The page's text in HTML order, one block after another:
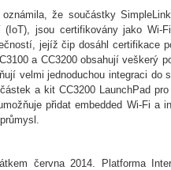
že součástky
jsou certifikovány jako Wi-
jejíž čip dosáhl certifikace
a CC3200 obsahují veškerý
velmi jednoduchou integraci do
a kit CC3200 LaunchPad
přidat embedded Wi-Fi a
června 2014. Platforma